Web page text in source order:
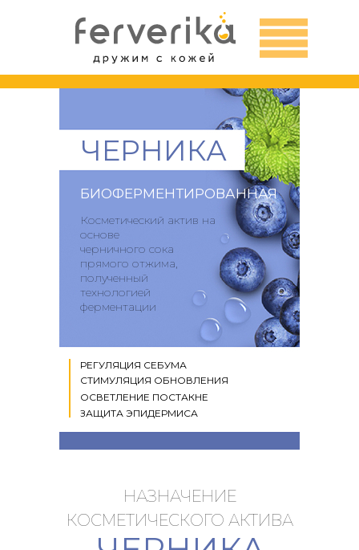
БИОФЕРМЕНТИРОВАННАЯ
Косметический актив на
основе
черничного сока
прямого отжима,
полученный
технологией
ферментации
РЕГУЛЯЦИЯ СЕБУМА
СТИМУЛЯЦИЯ ОБНОВЛЕНИЯ
ОСВЕТЛЕНИЕ ПОСТАКНЕ
ЗАЩИТА ЭПИДЕРМИСА
ЧЕРНИКА
НАЗНАЧЕНИЕ
КОСМЕТИЧЕСКОГО АКТИВА